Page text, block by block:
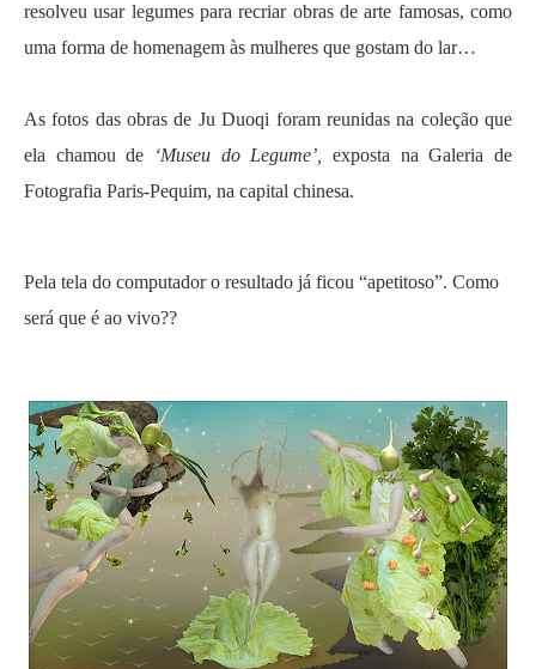
resolveu usar legumes para recriar obras de arte famosas, como
uma forma de homenagem às mulheres que gostam do lar…
As fotos das obras de Ju Duoqi foram reunidas na coleção que
ela chamou de
‘Museu do Legume’, exposta na Galeria de
Fotografia Paris-Pequim, na capital chinesa.
Pela tela do computador o resultado já ficou “apetitoso”. Como
será que é ao vivo??